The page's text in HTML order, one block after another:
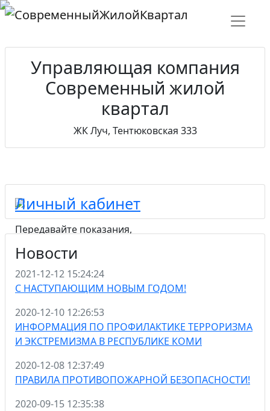
Управляющая компания
Современный жилой
квартал
ЖК Луч, Тентюковская 333
Личный кабинет
Передавайте показания,
и отслеживайте платежи
Новости
2021-12-12 15:24:24
С НАСТУПАЮЩИМ НОВЫМ ГОДОМ!
2020-12-10 12:26:53
ИНФОРМАЦИЯ ПО ПРОФИЛАКТИКЕ ТЕРРОРИЗМА
И ЭКСТРЕМИЗМА В РЕСПУБЛИКЕ КОМИ
2020-12-08 12:37:49
ПРАВИЛА ПРОТИВОПОЖАРНОЙ БЕЗОПАСНОСТИ!
2020-09-15 12:35:38